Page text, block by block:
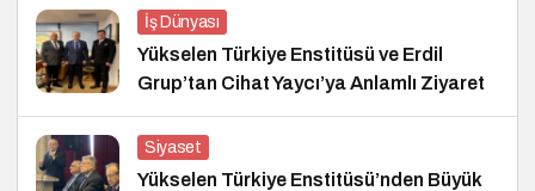
İş Dünyası
Yükselen Türkiye Enstitüsü ve Erdil
Grup’tan Cihat Yaycı’ya Anlamlı Ziyaret
Siyaset
Yükselen Türkiye Enstitüsü’nden Büyük